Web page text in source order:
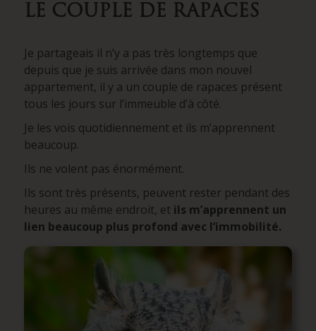
LE COUPLE DE RAPACES
Je partageais il n’y a pas très longtemps que
depuis que je suis arrivée dans mon nouvel
appartement, il y a un couple de rapaces présent
tous les jours sur l’immeuble d’à côté.
Je les vois quotidiennement et ils m’apprennent
beaucoup.
Ils ne volent pas énormément.
Ils sont très présents, peuvent rester pendant des
heures au même endroit, et ils m’apprennent un
lien beaucoup plus profond avec l’immobilité.